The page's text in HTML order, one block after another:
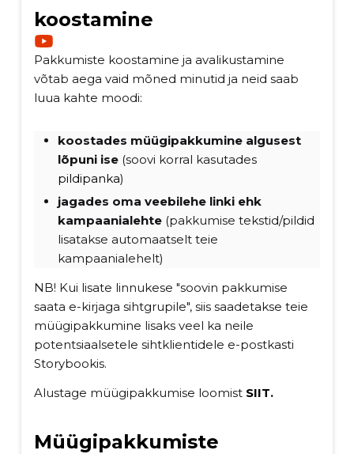
koostamine
Pakkumiste koostamine ja avalikustamine
võtab aega vaid mõned minutid ja neid saab
luua kahte moodi:
koostades müügipakkumine algusest
lõpuni ise (soovi korral kasutades
pildipanka)
jagades oma veebilehe linki ehk
kampaanialehte (pakkumise tekstid/pildid
lisatakse automaatselt teie
kampaanialehelt)
NB! Kui lisate linnukese "soovin pakkumise
saata e-kirjaga sihtgrupile", siis saadetakse teie
müügipakkumine lisaks veel ka neile
potentsiaalsetele sihtklientidele e-postkasti
Storybookis.
Alustage müügipakkumise loomist SIIT.
Müügipakkumiste